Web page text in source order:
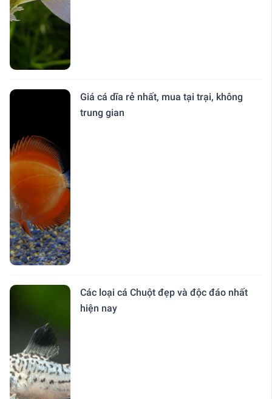
Giá cá dĩa rẻ nhất, mua tại trại, không
trung gian
Các loại cá Chuột đẹp và độc đáo nhất
hiện nay